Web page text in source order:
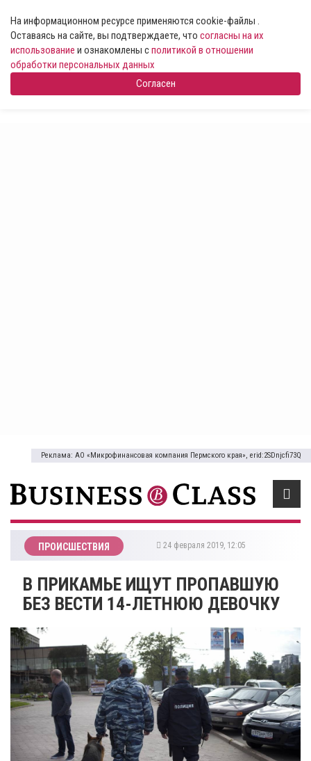
На информационном ресурсе применяются cookie-файлы .
Оставаясь на сайте, вы подтверждаете, что согласны на их
использование и ознакомлены сполитикой в отношении
обработки персональных данных
Согласен
Реклама: АО «Микрофинансовая компания Пермского края», erid:2SDnjcfi73Q
ПРОИСШЕСТВИЯ 24 февраля 2019, 12:05
​В ПРИКАМЬЕ ИЩУТ ПРОПАВШУЮ
БЕЗ ВЕСТИ 14-ЛЕТНЮЮ ДЕВОЧКУ